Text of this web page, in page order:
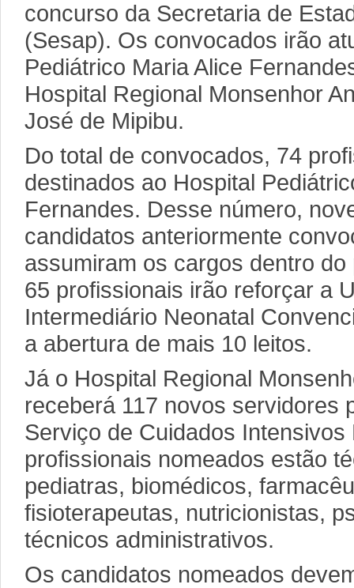
concurso da Secretaria de
(Sesap). Os convocados irão
Pediátrico Maria Alice
Hospital Regional Monsenhor
José de Mipibu.
Do total de convocados, 74
destinados ao Hospital
Fernandes. Desse número,
candidatos anteriormente
assumiram os cargos dentro
65 profissionais irão reforçar a
Intermediário Neonatal
a abertura de mais 10 leitos.
Já o Hospital Regional
receberá 117 novos servidores
Serviço de Cuidados
profissionais nomeados estão
pediatras, biomédicos,
fisioterapeutas, nutricionistas,
técnicos administrativos.
Os candidatos nomeados